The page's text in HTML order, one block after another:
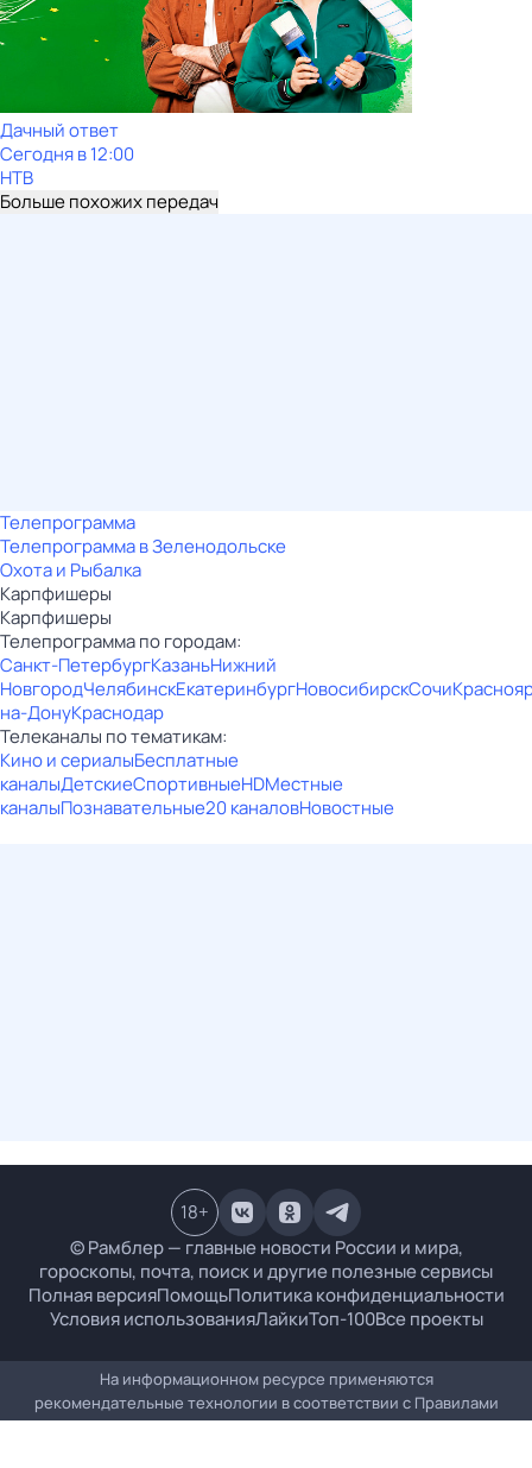
Дачный ответ
Сегодня в 12:00
НТВ
Больше похожих передач
Телепрограмма
Телепрограмма в Зеленодольске
Охота и Рыбалка
Карпфишеры
Карпфишеры
Телепрограмма по городам:
Санкт-ПетербургКазаньНижний
НовгородЧелябинскЕкатеринбургНовосибирскСочи
на-ДонуКраснодар
Телеканалы по тематикам:
Кино и сериалыБесплатные
каналыДетскиеСпортивныеHDМестные
каналыПознавательные20 каналовНовостные
© Рамблер — главные новости России и мира,
гороскопы, почта, поиск и другие полезные сервисы
Полная версияПомощьПолитика конфиденциальности
Условия использованияЛайкиТоп-100Все проекты
18+
На информационном ресурсе применяются
рекомендательные технологии в соответствии с Правилами